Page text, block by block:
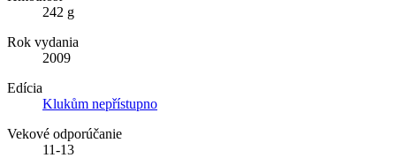
242 g
Rok vydania
2009
Edícia
Klukům nepřístupno
Vekové odporúčanie
11-13